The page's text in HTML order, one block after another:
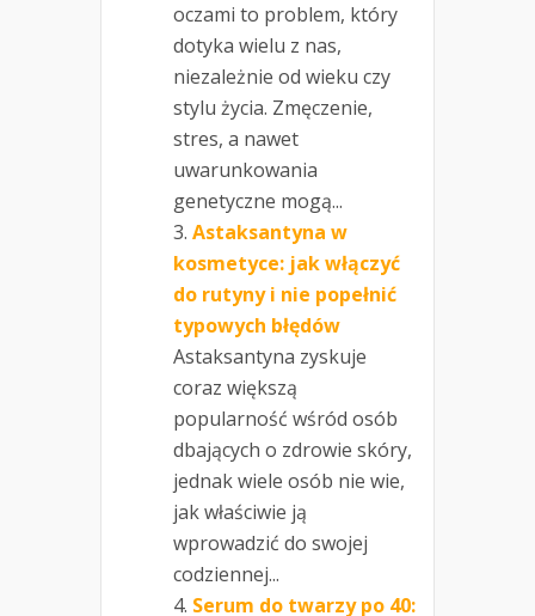
oczami to problem, który
dotyka wielu z nas,
niezależnie od wieku czy
stylu życia. Zmęczenie,
stres, a nawet
uwarunkowania
genetyczne mogą...
Astaksantyna w
kosmetyce: jak włączyć
do rutyny i nie popełnić
typowych błędów
Astaksantyna zyskuje
coraz większą
popularność wśród osób
dbających o zdrowie skóry,
jednak wiele osób nie wie,
jak właściwie ją
wprowadzić do swojej
codziennej...
Serum do twarzy po 40: